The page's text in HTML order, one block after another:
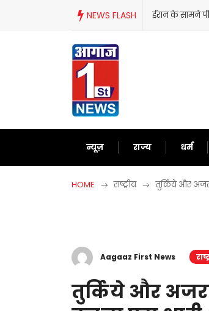
NEWS FLASHईरान के सामने पीछे हटेगा
न्यूज़ राज्य धर्म
HOME राष्ट्रीय तुर्किये और
Aagaaz First News
तुर्किये और